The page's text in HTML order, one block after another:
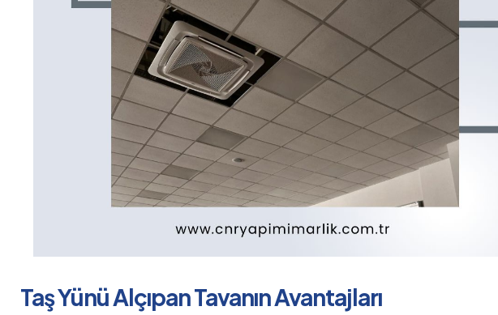
Taş Yünü Alçıpan Tavanın Avantajları